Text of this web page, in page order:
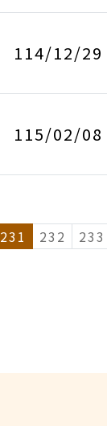
114/12/29
115/02/08
231 232 233